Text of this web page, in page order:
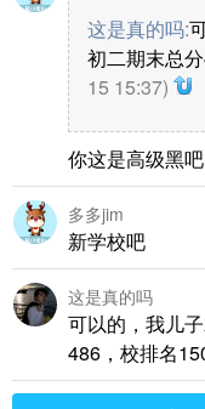
这是真的吗:
初二期末总
15 15:37)
你这是高级黑吧
多多jim
新学校吧
这是真的吗
可以的，我儿
486，校排名